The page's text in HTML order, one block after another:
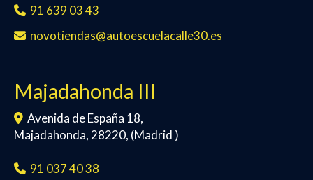
91 639 03 43
novotiendas
autoescuelacalle30.es
Majadahonda III
Avenida de España 18,
Majadahonda, 28220, (Madrid )
91 037 40 38